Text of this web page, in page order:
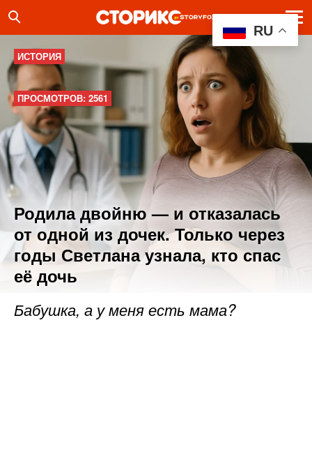
ИСТОРИЯ
ПРОСМОТРОВ: 2561
Родила двойню — и отказалась
от одной из дочек. Только через
годы Светлана узнала, кто спас
её дочь
Бабушка, а у меня есть мама?
RU